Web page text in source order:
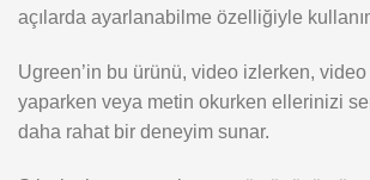
açılarda ayarlanabilme özelliğiyle
Ugreen’in bu ürünü, video izlerken, video
yaparken veya metin okurken ellerinizi
daha rahat bir deneyim sunar.